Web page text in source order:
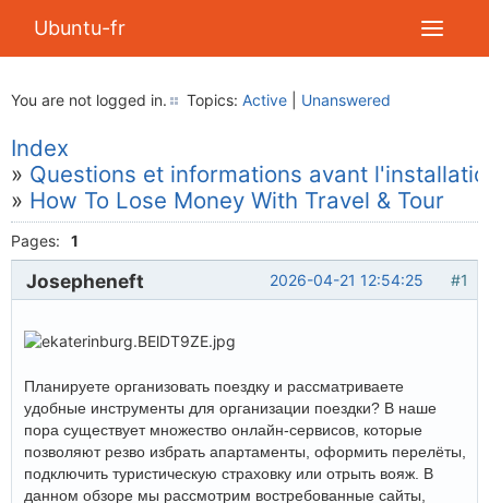
Ubuntu-fr
You are not logged in. Topics: Active Unanswered
Index
» Questions et informations avant
» How To Lose Money With Travel & Tour
Pages: 1
#1
2026-04-21 12:54:25
Josepheneft
Планируете организовать поездку и рассматриваете
удобные инструменты для организации поездки? В наше
пора существует множество онлайн-сервисов, которые
позволяют резво избрать апартаменты, оформить перелёты,
подключить туристическую страховку или отрыть вояж. В
данном обзоре мы рассмотрим востребованные сайты,